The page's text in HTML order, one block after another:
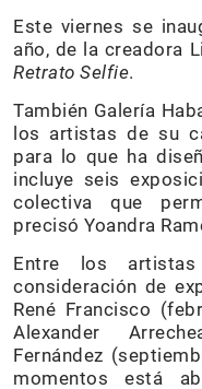
Este viernes se
año, de la creadora
Retrato Selfie.
También Galería
los artistas de su
para lo que ha
incluye seis
colectiva que
precisó Yoandra
Entre los
consideración de
René Francisco
Alexander
Fernández
momentos está